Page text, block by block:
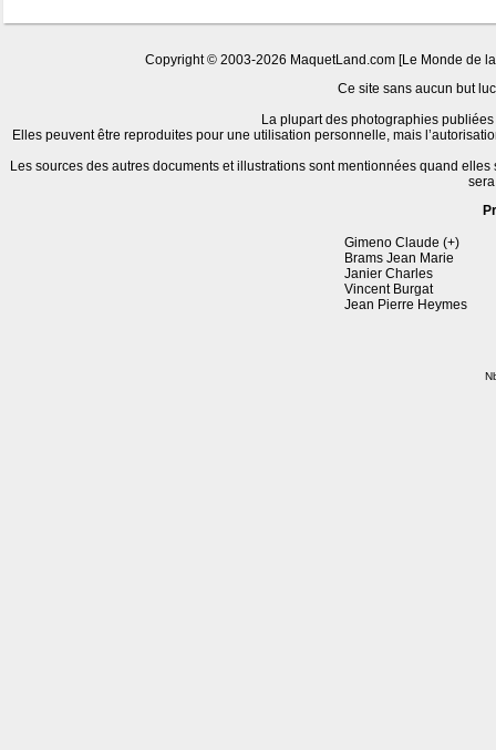
Copyright © 2003-2026 MaquetLand.com [Le Monde de
Ce site sans aucun but
La plupart des photographies
Elles peuvent être reproduites pour une utilisation personnelle, mais
Les sources des autres documents et illustrations sont mentionnées quand
Gimeno Claude (+)
Brams Jean Marie
Janier Charles
Vincent Burgat
Jean Pierre Heymes